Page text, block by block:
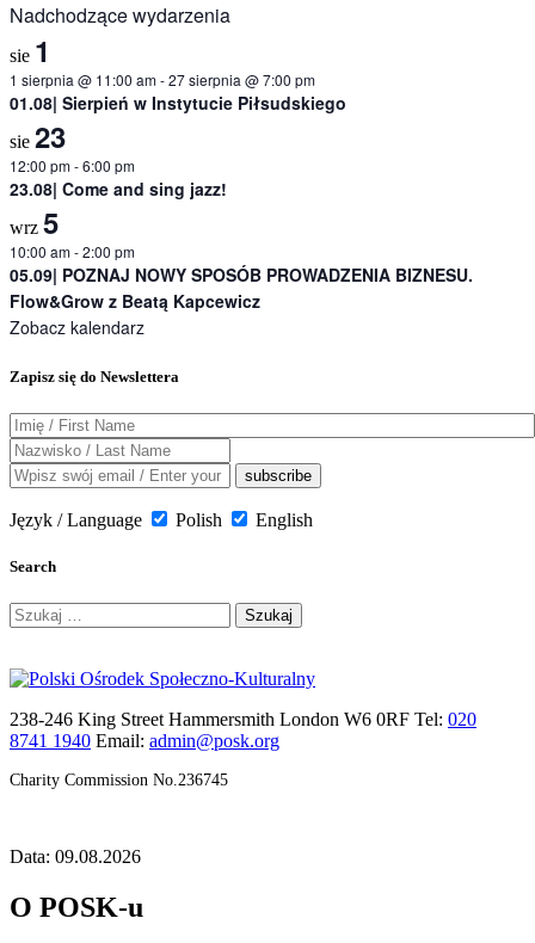
Nadchodzące wydarzenia
sie 1
1 sierpnia @ 11:00 am-27 sierpnia @ 7:00 pm
01.08| Sierpień w Instytucie Piłsudskiego
sie 23
12:00 pm-6:00 pm
23.08| Come and sing jazz!
wrz 5
10:00 am-2:00 pm
05.09| POZNAJ NOWY SPOSÓB PROWADZENIA BIZNESU.
Flow&Grow z Beatą Kapcewicz
Zobacz kalendarz
Zapisz się do Newslettera
Język / Language Polish English
Search
Szukaj:
238-246 King Street Hammersmith London W6 0RF Tel: 020
8741 1940 Email: admin@posk.org
Charity Commission No.236745
Data: 09.08.2026
O POSK-u